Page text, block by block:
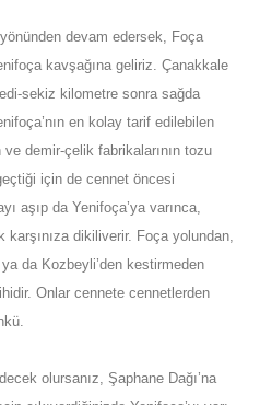
devam edersek, Foça
kavşağına geliriz. Çanakkale
sekiz kilometre sonra sağda
en kolay tarif edilebilen
demir-çelik fabrikalarının tozu
için de cennet öncesi
aşıp da Yenifoça’ya varınca,
dikiliverir. Foça yolundan,
da Kozbeyli’den kestirmeden
Onlar cennete cennetlerden
olursanız, Şaphane Dağı’na